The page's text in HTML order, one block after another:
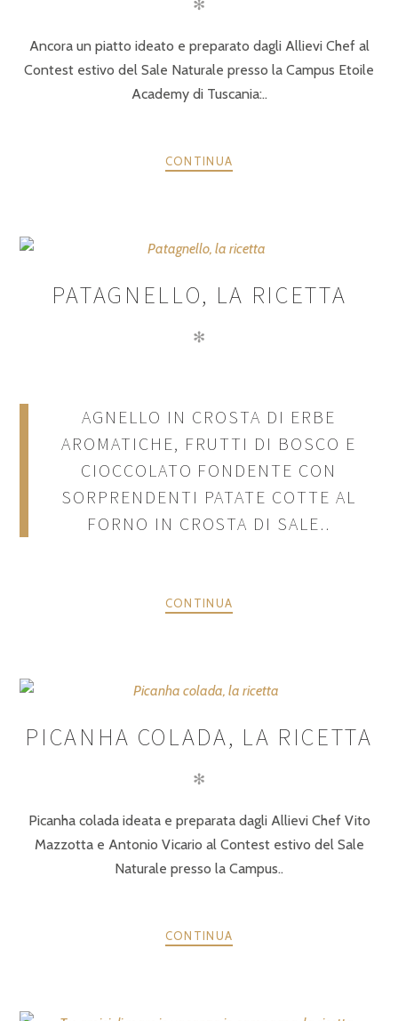
✻
Ancora un piatto ideato e preparato dagli Allievi Chef al
Contest estivo del Sale Naturale presso la Campus Etoile
Academy di Tuscania:..
CONTINUA
PATAGNELLO, LA RICETTA
✻
AGNELLO IN CROSTA DI ERBE
AROMATICHE, FRUTTI DI BOSCO E
CIOCCOLATO FONDENTE CON
SORPRENDENTI PATATE COTTE AL
FORNO IN CROSTA DI SALE..
CONTINUA
PICANHA COLADA, LA RICETTA
✻
Picanha colada ideata e preparata dagli Allievi Chef Vito
Mazzotta e Antonio Vicario al Contest estivo del Sale
Naturale presso la Campus..
CONTINUA